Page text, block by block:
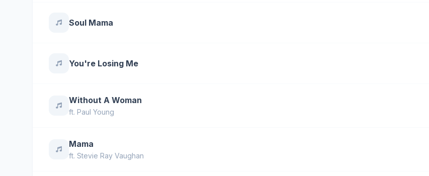
Soul Mama
You're Losing Me
Without A Woman
ft. Paul Young
Mama
ft. Stevie Ray Vaughan